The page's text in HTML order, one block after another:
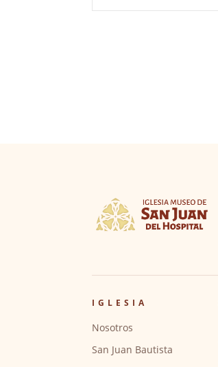
IGLESIA
Nosotros
San Juan Bautista